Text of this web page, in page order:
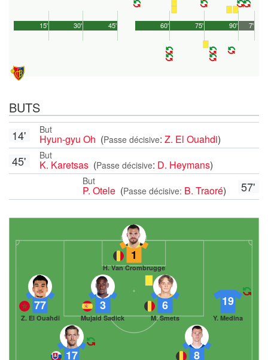
45'
15' 30' 90'
60' 75' 7'
BUTS
But
Hyun-gyu Oh (Passe décisive: Z. El Ouahdi)
14'
But
K. Karetsas (Passe décisive: D. Heymans)
45'
57'
But
P. Otele (Passe décisive: B. Traoré)
1
H. Van Crombrugge
19
Y. Medina
6
M. Smets
3
Mujaid Sadick
77
Z. El Ouahdi
8
17